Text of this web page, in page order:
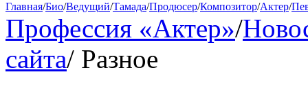
Главная/Био/Ведущий/Тамада/Продюсер/Композитор/Актер/
Профессия «Актер»/
сайта/ Разное